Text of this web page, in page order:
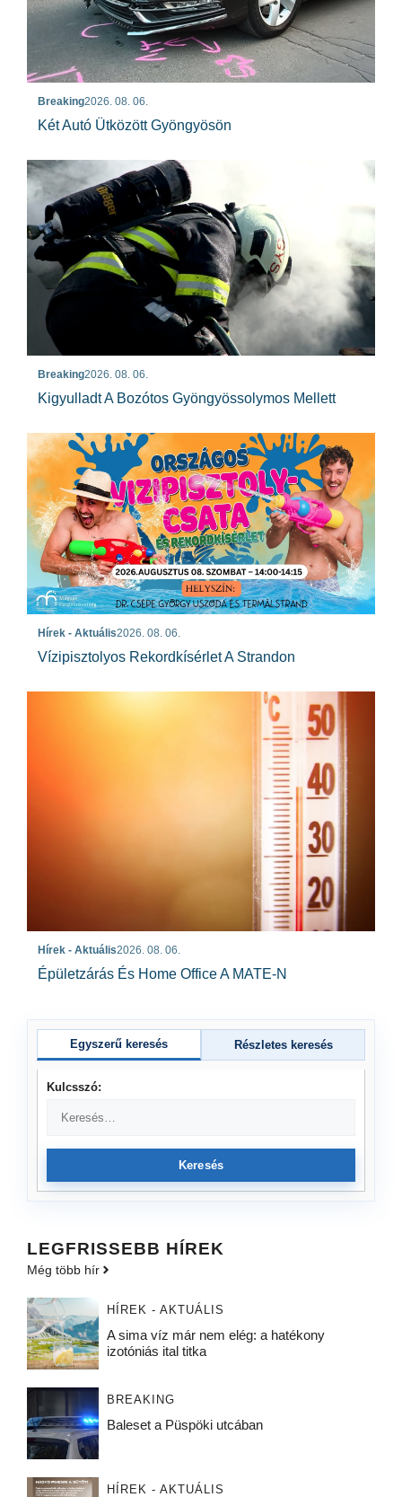
Breaking2026. 08. 06.
Két Autó Ütközött Gyöngyösön
Breaking2026. 08. 06.
Kigyulladt A Bozótos Gyöngyössolymos Mellett
Hírek - Aktuális2026. 08. 06.
Vízipisztolyos Rekordkísérlet A Strandon
Hírek - Aktuális2026. 08. 06.
Épületzárás És Home Office A MATE-N
Egyszerű keresés Részletes keresés
Kulcsszó:
Keresés
LEGFRISSEBB HÍREK
Még több hír
HÍREK - AKTUÁLIS
A sima víz már nem elég: a hatékony
izotóniás ital titka
BREAKING
Baleset a Püspöki utcában
HÍREK - AKTUÁLIS